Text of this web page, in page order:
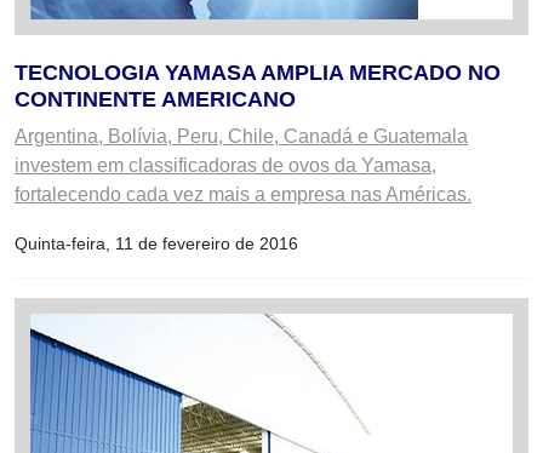
TECNOLOGIA YAMASA AMPLIA MERCADO NO
CONTINENTE AMERICANO
Argentina, Bolívia, Peru, Chile, Canadá e Guatemala
investem em classificadoras de ovos da Yamasa,
fortalecendo cada vez mais a empresa nas Américas.
Quinta-feira, 11 de fevereiro de 2016